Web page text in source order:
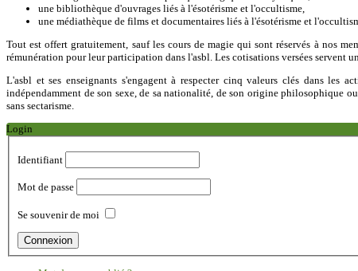
une bibliothèque d'ouvrages liés à l'ésotérisme et l'occultisme,
une médiathèque de films et documentaires liés à l'ésotérisme et
Tout est offert gratuitement, sauf les cours de magie qui sont réservés à nos
rémunération pour leur participation dans l'asbl. Les cotisations versées servent
L'asbl et ses enseignants s'engagent à respecter cinq valeurs clés dans les
indépendamment de son sexe, de sa nationalité, de son origine philosophique
sans sectarisme.
Login
Identifiant
Mot de passe
Se souvenir de moi